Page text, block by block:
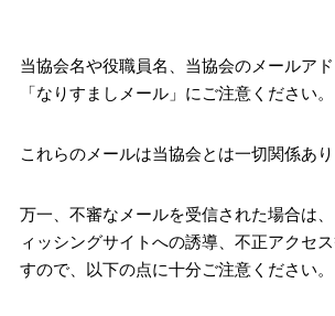
当協会名や役職員名、当協会のメールア
「なりすましメール」にご注意ください。
これらのメールは当協会とは一切関係あり
万一、不審なメールを受信された場合は
ィッシングサイトへの誘導、不正アクセ
すので、以下の点に十分ご注意ください。